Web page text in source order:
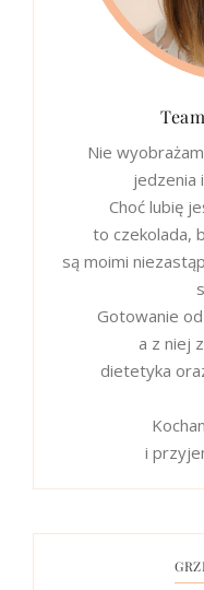
Nie
jedzenia
Choć lubię
to czekolada,
są moimi
Gotowanie
a z niej
dietetyka
i